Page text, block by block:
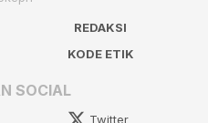
REDAKSI
KODE ETIK
SOCIAL
Twitter